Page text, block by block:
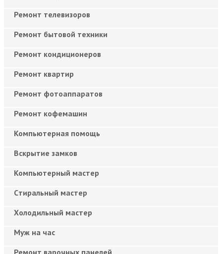
Ремонт телевизоров
Ремонт бытовой техники
Ремонт кондиционеров
Ремонт квартир
Ремонт фотоаппаратов
Ремонт кофемашин
Компьютерная помощь
Вскрытие замков
Компьютерный мастер
Cтиральный мастер
Холодильный мастер
Муж на час
Ремонт варочных панелей